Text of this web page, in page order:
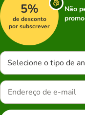
5%
de desconto
por subscrever
Não
Selecione o tipo de